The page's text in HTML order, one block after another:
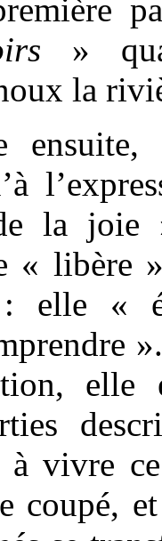
»
la
ensuite,
la joie
« libère
elle «
à vivre
et